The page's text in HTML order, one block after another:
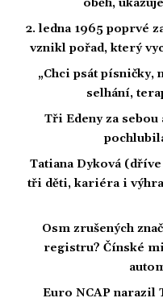
oběh,
2. ledna 1965 poprvé
vznikl pořad, který
„Chci psát písničky,
selhání,
Tři Edeny za sebou
Tatiana Dyková
tři děti, kariéra i
Osm zrušených
registru? Čínské
Euro NCAP narazil